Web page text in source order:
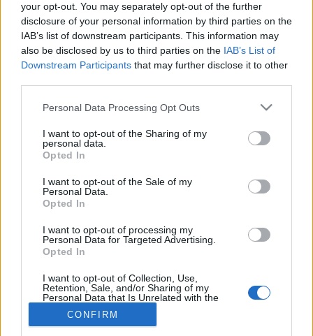
your opt-out. You may separately opt-out of the further
disclosure of your personal information by third parties on the
IAB’s list of downstream participants. This information may
also be disclosed by us to third parties on the IAB’s List of
Downstream Participants that may further disclose it to other
Please note that this website/app uses one or more Google
not limited to your visit or usage behaviour. You may click to
grant or deny consent to Google and its third-party tags to
use your data for below specified purposes in below Google
consent section.
Personal Data Processing Opt Outs
I want to opt-out of the Sharing of my
personal data.
Opted In
I want to opt-out of the Sale of my
Personal Data.
Opted In
I want to opt-out of processing my
Personal Data for Targeted Advertising.
Opted In
I want to opt-out of Collection, Use,
Retention, Sale, and/or Sharing of my
Personal Data that Is Unrelated with the
Purposes for which it was collected.
Opted Out
CONFIRM